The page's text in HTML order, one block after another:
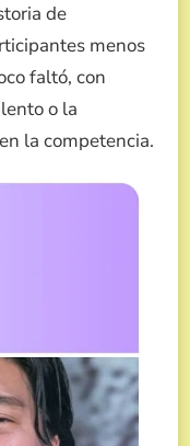
de
menos
faltó, con
o la
la competencia.